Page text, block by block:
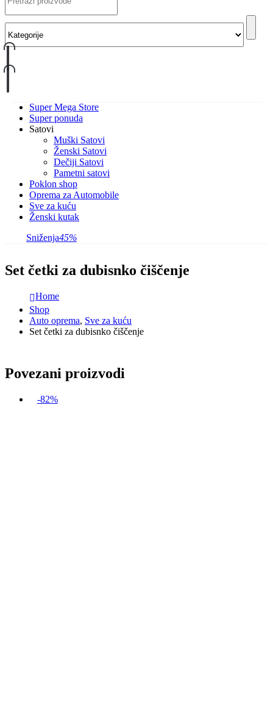
Super Mega Store
Super ponuda
Satovi
Muški Satovi
Ženski Satovi
Dečiji Satovi
Pametni satovi
Poklon shop
Oprema za Automobile
Sve za kuću
Ženski kutak
Sniženja45%
Set četki za dubisnko čiščenje
Home
Shop
Auto oprema, Sve za kuću
Set četki za dubisnko čiščenje
Povezani proizvodi
-82%